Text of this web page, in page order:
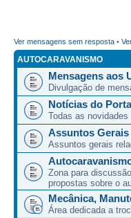
Ver mensagens sem resposta •
AUTOCARAVANISMO
Mensagens aos
Divulgação de
Notícias do
Todas as
Assuntos Gerais
Assuntos gerais
Zona para
propostas sobre o
Mecânica,
Área dedicada a